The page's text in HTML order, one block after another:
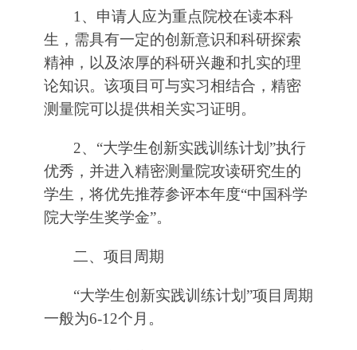
1、申请人应为重点院校在读本科
生，需具有一定的创新意识和科研探索
精神，以及浓厚的科研兴趣和扎实的理
论知识。该项目可与实习相结合，精密
测量院可以提供相关实习证明。
2、“大学生创新实践训练计划”执行
优秀，并进入精密测量院攻读研究生的
学生，将优先推荐参评本年度“中国科学
院大学生奖学金”。
二、项目周期
“大学生创新实践训练计划”项目周期
一般为6-12个月。